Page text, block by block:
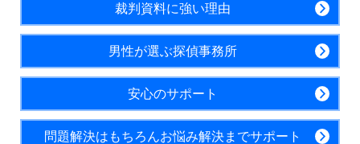
裁判資料に強い理由
男性が選ぶ探偵事務所
安心のサポート
問題解決はもちろんお悩み解決までサポート